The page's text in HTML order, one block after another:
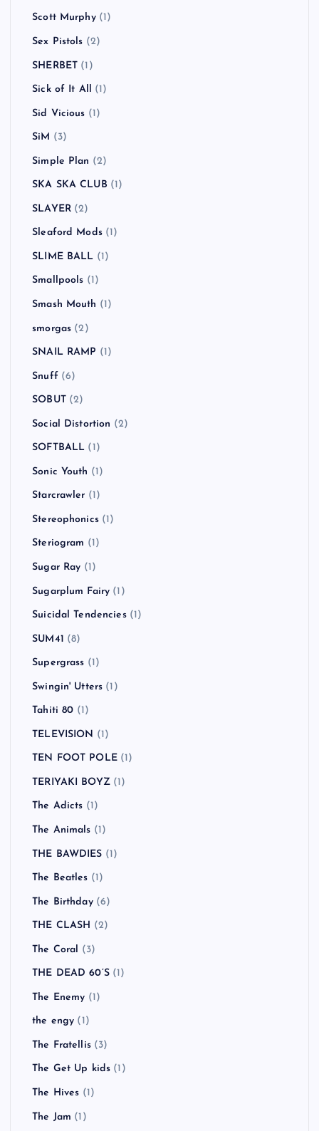
Scott Murphy(1)
Sex Pistols (2)
SHERBET (1)
Sick of It All (1)
Sid Vicious (1)
SiM (3)
Simple Plan (2)
SKA SKA CLUB (1)
SLAYER(2)
Sleaford Mods(1)
SLIME BALL (1)
Smallpools (1)
Smash Mouth (1)
smorgas (2)
SNAIL RAMP (1)
Snuff (6)
SOBUT(2)
Social Distortion (2)
SOFTBALL (1)
Sonic Youth (1)
Starcrawler (1)
Stereophonics(1)
Steriogram (1)
Sugar Ray (1)
Sugarplum Fairy (1)
Suicidal Tendencies(1)
SUM41 (8)
Supergrass (1)
Swingin' Utters (1)
Tahiti 80 (1)
TELEVISION (1)
TEN FOOT POLE(1)
TERIYAKI BOYZ(1)
The Adicts (1)
The Animals (1)
THE BAWDIES (1)
The Beatles (1)
The Birthday(6)
THE CLASH (2)
The Coral (3)
THE DEAD 60’S(1)
The Enemy (1)
the engy (1)
The Fratellis(3)
The Get Up kids (1)
The Hives (1)
The Jam (1)